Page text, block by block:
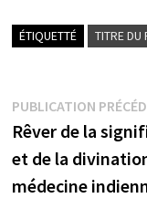
ÉTIQUETTÉ TITRE DU
Navigation
de
l’article
PUBLICATION
Rêver de la
et de la
médecine